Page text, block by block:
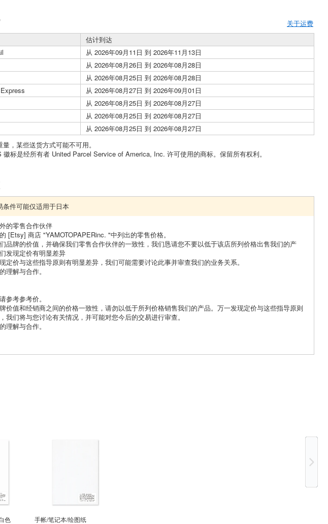
关于运费
估计到达
从 2026年09月11日 到 2026年11月13日
从 2026年08月26日 到 2026年08月28日
从 2026年08月25日 到 2026年08月28日
从 2026年08月27日 到 2026年09月01日
从 2026年08月25日 到 2026年08月27日
从 2026年08月25日 到 2026年08月27日
从 2026年08月25日 到 2026年08月27日
，某些送货方式可能不可用。
徽标是经所有者 United Parcel Service of America, Inc. 许可使用的商标。保留所有权利。
条件可能仅适用于日本
的零售合作伙伴
[Etsy] 商店 "YAMOTOPAPERinc. "中列出的零售价格。
品牌的价值，并确保我们零售合作伙伴的一致性，我们恳请您不要以低于该店所列价格出售我们的产
发现定价有明显差异
定价与这些指导原则有明显差异，我们可能需要讨论此事并审查我们的业务关系。
理解与合作。
参考参考价。
价值和经销商之间的价格一致性，请勿以低于所列价格销售我们的产品。万一发现定价与这些指导原则
我们将与您讨论有关情况，并可能对您今后的交易进行审查。
理解与合作。
色 手帐/笔记本/绘图纸